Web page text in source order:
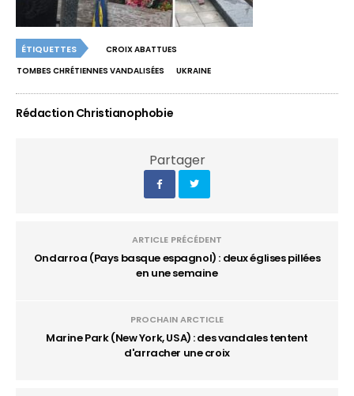
ÉTIQUETTES
CROIX ABATTUES
TOMBES CHRÉTIENNES VANDALISÉES
UKRAINE
Rédaction Christianophobie
Partager
ARTICLE PRÉCÉDENT
Ondarroa (Pays basque espagnol) : deux églises pillées
en une semaine
PROCHAIN ARCTICLE
Marine Park (New York, USA) : des vandales tentent
d'arracher une croix